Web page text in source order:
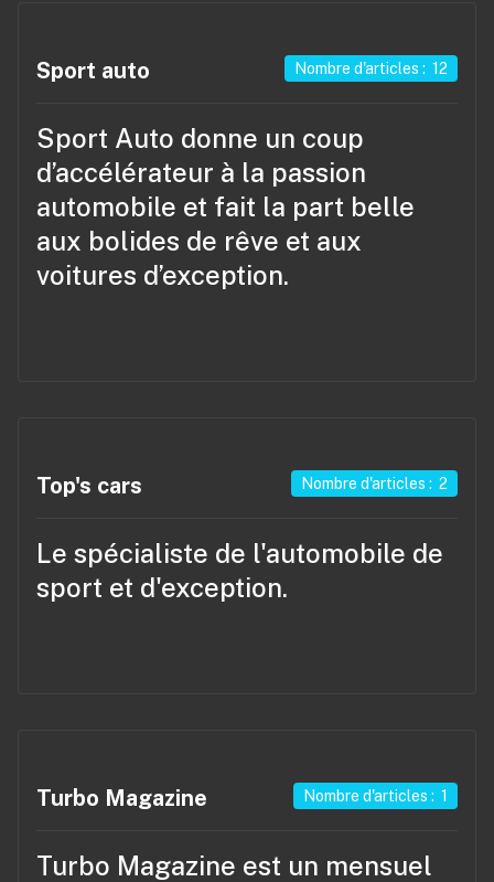
Sport auto Nombre d'articles : 12
Sport Auto donne un coup
d’accélérateur à la passion
automobile et fait la part belle
aux bolides de rêve et aux
voitures d’exception.
Top's cars Nombre d'articles : 2
Le spécialiste de l'automobile de
sport et d'exception.
Turbo Magazine Nombre d'articles : 1
Turbo Magazine est un mensuel